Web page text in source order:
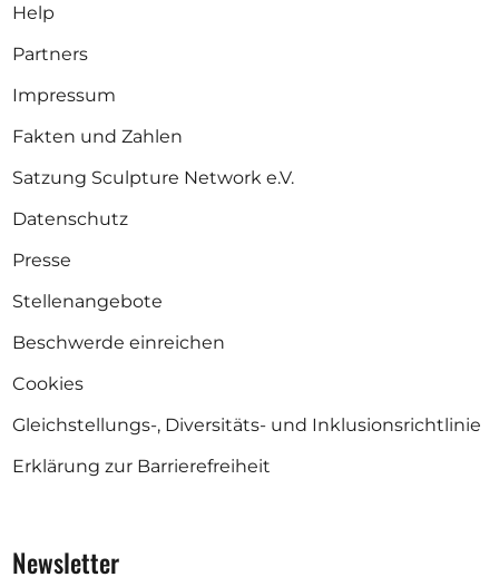
Help
Partners
Impressum
Fakten und Zahlen
Satzung Sculpture Network e.V.
Datenschutz
Presse
Stellenangebote
Beschwerde einreichen
Cookies
Gleichstellungs-, Diversitäts- und Inklusionsrichtlinie
Erklärung zur Barrierefreiheit
Newsletter